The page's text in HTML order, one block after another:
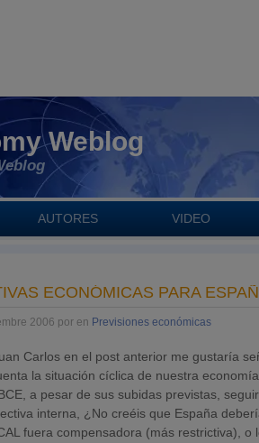
Weblog
AUTORES VIDEO
ECONÓMICAS PARA
2006 por en Previsiones económicas
Carlos en el post anterior me gustaría
la situación cíclica de nuestra
a pesar de sus subidas previstas,
interna, ¿No creéis que España
fuera compensadora (más restrictiva), o